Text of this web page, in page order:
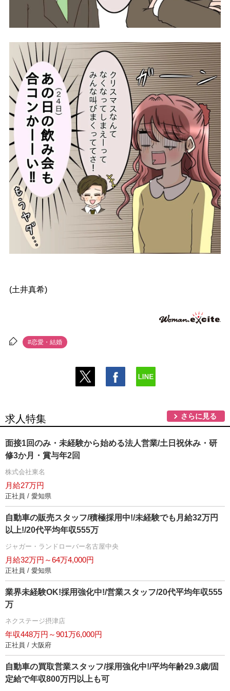
(土井真希)
#恋愛・結婚
求人特集 さらに見る
面接1回のみ・未経験から始める法人営業/土日祝休み・研
修3か月・賞与年2回
株式会社東名
月給27万円
正社員 / 愛知県
自動車の販売スタッフ/積極採用中!/未経験でも月給32万円
以上!/20代平均年収555万
ジャガー・ランドローバー名古屋中央
月給32万円～64万4,000円
正社員 / 愛知県
業界未経験OK!採用強化中!/営業スタッフ/20代平均年収555
万
ネクステージ摂津店
年収448万円～901万6,000円
正社員 / 大阪府
自動車の買取営業スタッフ/採用強化中!/平均年齢29.3歳/固
定給で年収800万円以上も可